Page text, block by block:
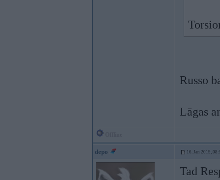
Russo
Lāgas
depo 16. Jan 2019,
Tad